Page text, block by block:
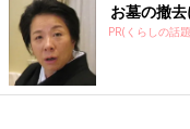
お墓の撤
PR(くらしの話